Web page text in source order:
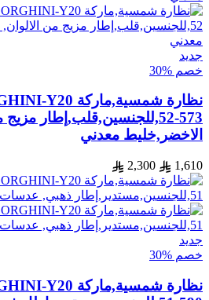
جديد
خصم %30
573-52,للجنسين,قلب,إطار
الاخضر,خليط معدني
1,610
2,300
جديد
خصم %30